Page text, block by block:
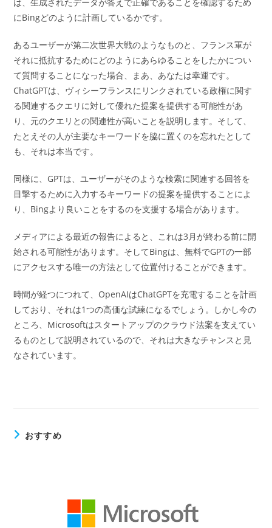
にBingどのように計画しているかです。
あるユーザーが第二次世界大戦のようなものと、フランス軍が
それに抵抗するためにどのようにあらゆることをしたかについ
て質問することになった場合、まあ、あなたは幸運です。
ChatGPTは、ヴィシーフランスにリンクされている政権に関す
る関連するクエリに対して優れた提案を提供する可能性があ
り、元のクエリとの関連性が高いことを説明します。そして、
たとえその人が主要なキーワードを脇に置くのを忘れたとして
も、それは本当です。
同様に、GPTは、ユーザーがそのような検索に関連する回答を
目撃するために入力するキーワードの提案を提供することによ
り、Bingより良いことをするのを支援する場合があります。
メディアによる最近の報告によると、これは3月が終わる前に開
始される可能性があります。そしてBingは、無料でGPTの一部
にアクセスする唯一の方法として位置付けることができます。
時間が経つにつれて、OpenAIはChatGPTを充電することを計画
しており、それは1つの高価な試練になるでしょう。しかし今の
ところ、Microsoftはスタートアップのクラウド法案を支えてい
るものとして説明されているので、それは大きなチャンスと見
なされています。
おすすめ